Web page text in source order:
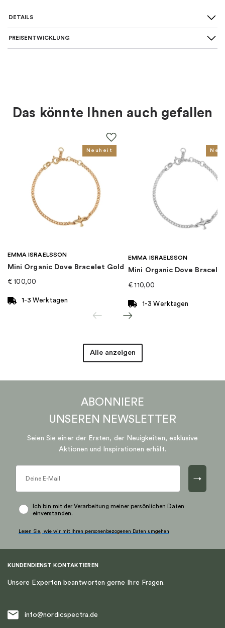
DETAILS
SKU
‌7340189307099
Kategorie Halsketten
Marke Emma Israelsson
PREISENTWICKLUNG
Das könnte Ihnen auch gefallen
Neuheit
EMMA ISRAELSSON
Mini Organic Dove Bracelet Gold
€ 100,00
1-3 Werktagen
EMMA ISRAELSSON
Mini Organic Dove
€ 110,00
1-3 Werktagen
Alle anzeigen
ABONNIERE
UNSEREN NEWSLETTER
Seien Sie einer der Ersten, der Neuigkeiten, exklusive
Aktionen und Inspirationen erhält.
→
Ich bin mit der Verarbeitung meiner persönlichen Daten
einverstanden.
Lesen Sie, wie wir mit Ihren personenbezogenen Daten umgehen
KUNDENDIENST KONTAKTIEREN
Unsere Experten beantworten gerne Ihre Fragen.
info@nordicspectra.de